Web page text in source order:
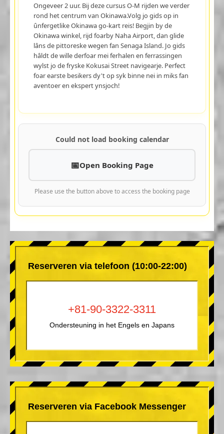
Ongeveer 2 uur. Bij deze cursus O-M rijden we verder
rond het centrum van Okinawa.Volg jo gids op in
ûnfergetlike Okinawa go-kart reis! Begjin by de
Okinawa winkel, rijd foarby Naha Airport, dan glide
lâns de pittoreske wegen fan Senaga Island. Jo gids
hâldt de wille derfoar mei ferhalen en ferrassingen
wylst jo de fryske Kokusai Street navigearje. Perfect
foar earste besikers dy't op syk binne nei in miks fan
aventoer en ekspert ynsjoch!
Could not load booking calendar
Open Booking Page
Please use the button above to access the booking page
Reserveren via telefoon (10:00-22:00)
+81-90-3322-3311
Ondersteuning in het Engels en Japans
Reserveren via Facebook Messenger